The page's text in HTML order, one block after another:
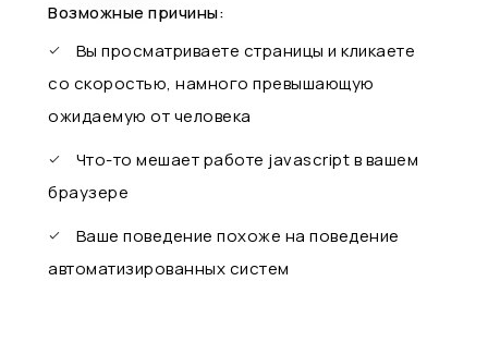
Возможные причины:
Вы просматриваете страницы и кликаете
со скоростью, намного превышающую
ожидаемую от человека
Что-то мешает работе javascript в вашем
браузере
Ваше поведение похоже на поведение
автоматизированных систем